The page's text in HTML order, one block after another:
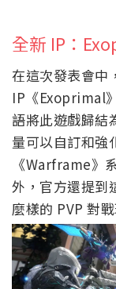
全新 IP：
在這次發表會中
IP《Exoprimal
語將此遊戲歸結
量可以自訂和強
《Warframe》
外，官方還提到
麼樣的 PVP 對